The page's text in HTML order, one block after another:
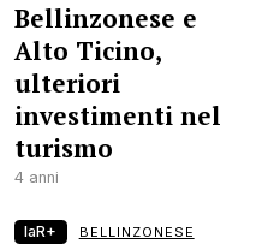
Bellinzonese e
Alto Ticino,
ulteriori
investimenti nel
turismo
4 anni
laR+ BELLINZONESE